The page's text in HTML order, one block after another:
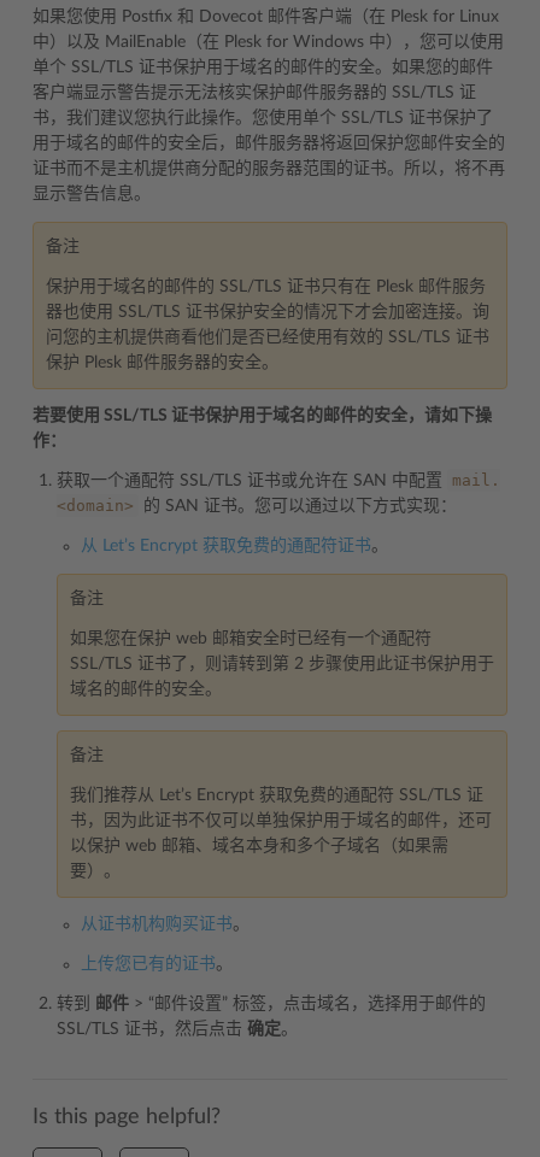
如果您使用 Postfix 和 Dovecot 邮件客户端（在 Plesk for Linux
中）以及 MailEnable（在 Plesk for Windows 中），您可以使用
单个 SSL/TLS 证书保护用于域名的邮件的安全。如果您的邮件
客户端显示警告提示无法核实保护邮件服务器的 SSL/TLS 证
书，我们建议您执行此操作。您使用单个 SSL/TLS 证书保护了
用于域名的邮件的安全后，邮件服务器将返回保护您邮件安全的
证书而不是主机提供商分配的服务器范围的证书。所以，将不再
显示警告信息。
备注
保护用于域名的邮件的 SSL/TLS 证书只有在 Plesk 邮件服务
器也使用 SSL/TLS 证书保护安全的情况下才会加密连接。询
问您的主机提供商看他们是否已经使用有效的 SSL/TLS 证书
保护 Plesk 邮件服务器的安全。
若要使用 SSL/TLS 证书保护用于域名的邮件的安全，请如下操
作：
获取一个通配符 SSL/TLS 证书或允许在 SAN 中配置
mail.
<domain>
的 SAN 证书。您可以通过以下方式实现：
从 Let’s Encrypt 获取免费的通配符证书。
备注
如果您在保护 web 邮箱安全时已经有一个通配符
SSL/TLS 证书了，则请转到第 2 步骤使用此证书保护用于
域名的邮件的安全。
备注
我们推荐从 Let’s Encrypt 获取免费的通配符 SSL/TLS 证
书，因为此证书不仅可以单独保护用于域名的邮件，还可
以保护 web 邮箱、域名本身和多个子域名（如果需
要）。
从证书机构购买证书。
上传您已有的证书。
转到 邮件 > “邮件设置” 标签，点击域名，选择用于邮件的
SSL/TLS 证书，然后点击 确定。
Is this page helpful?